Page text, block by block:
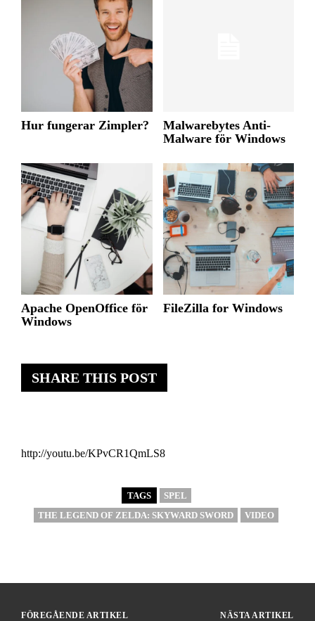
SHARE THIS POST
http://youtu.be/KPvCR1QmLS8
TAGS
SPEL
THE LEGEND OF ZELDA: SKYWARD SWORD
VIDEO
Hur fungerar Zimpler?
Malwarebytes Anti-
Malware för Windows
Apache OpenOffice för
Windows
FileZilla for Windows
FÖREGÅENDE ARTIKEL NÄSTA ARTIKEL